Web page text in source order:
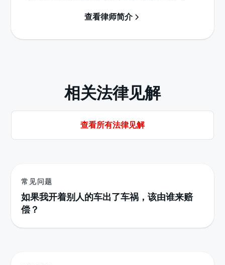
查看律师简介
相关法律见解
查看所有法律见解
常见问题
如果我开着别人的车出了车祸，该由谁来赔
偿？